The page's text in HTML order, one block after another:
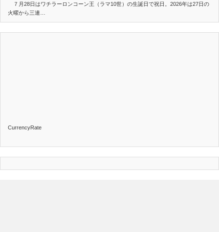
７月28日はワチラーロンコーン王（ラマ10世）の生誕日で祝日。2026年は27日の
火曜から三連…
CurrencyRate